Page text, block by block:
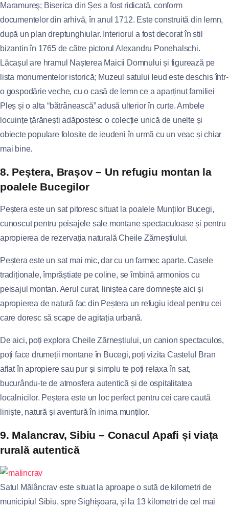
Maramureş; Biserica din Șes a fost ridicată, conform
documentelor din arhivă, în anul 1712. Este construită din lemn,
după un plan dreptunghiular. Interiorul a fost decorat în stil
bizantin în 1765 de către pictorul Alexandru Ponehalschi.
Lăcașul are hramul Nașterea Maicii Domnului și figurează pe
lista monumentelor istorică; Muzeul satului Ieud este deschis într-
o gospodărie veche, cu o casă de lemn ce a aparținut familiei
Pleș și o alta “bătrânească” adusă ulterior în curte. Ambele
locuințe țărănești adăpostesc o colecție unică de unelte și
obiecte populare folosite de ieudeni în urmă cu un veac și chiar
mai bine.
8. Peștera, Brașov – Un refugiu montan la
poalele Bucegilor
Peștera este un sat pitoresc situat la poalele Munților Bucegi,
cunoscut pentru peisajele sale montane spectaculoase și pentru
apropierea de rezervația naturală Cheile Zărneștiului.
Peștera este un sat mai mic, dar cu un farmec aparte. Casele
tradiționale, împrăștiate pe coline, se îmbină armonios cu
peisajul montan. Aerul curat, liniștea care domnește aici și
apropierea de natură fac din Peștera un refugiu ideal pentru cei
care doresc să scape de agitația urbană.
De aici, poți explora Cheile Zărneștiului, un canion spectaculos,
poți face drumeții montane în Bucegi, poți vizita Castelul Bran
aflat în apropiere sau pur și simplu te poți relaxa în sat,
bucurându-te de atmosfera autentică și de ospitalitatea
localnicilor. Peștera este un loc perfect pentru cei care caută
liniște, natură și aventură în inima munților.
9. Malancrav, Sibiu – Conacul Apafi și viața
rurală autentică
Satul Mălâncrav este situat la aproape o sută de kilometri de
municipiul Sibiu, spre Sighişoara, şi la 13 kilometri de cel mai